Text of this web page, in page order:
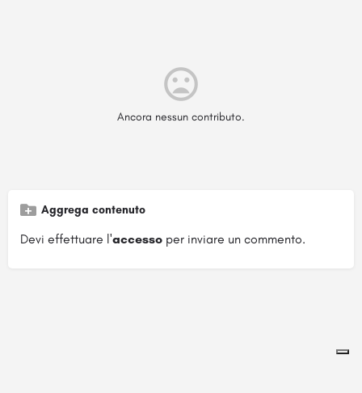
Ancora nessun contributo.
Aggrega contenuto
Devi effettuare l'accesso per inviare un commento.